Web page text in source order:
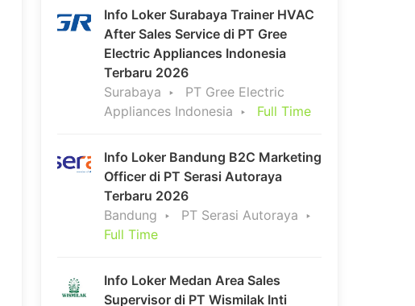
Info Loker Surabaya Trainer HVAC
After Sales Service di PT Gree
Electric Appliances Indonesia
Terbaru 2026
Surabaya
PT Gree Electric
Appliances Indonesia
Full Time
Info Loker Bandung B2C Marketing
Officer di PT Serasi Autoraya
Terbaru 2026
Bandung
PT Serasi Autoraya
Full Time
Info Loker Medan Area Sales
Supervisor di PT Wismilak Inti